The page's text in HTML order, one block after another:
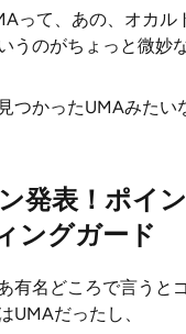
って、あの、オカル
うのがちょっと微妙
つかったUMAみたい
発表！ポイ
ングガード
有名どころで言うと
UMAだったし、